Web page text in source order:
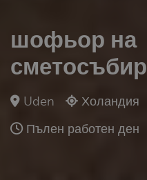
шофьор на
Uden Холандия
Пълен работен ден